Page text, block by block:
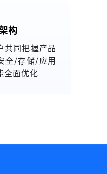
构
共同把握产品
全/存储/应用
全面优化